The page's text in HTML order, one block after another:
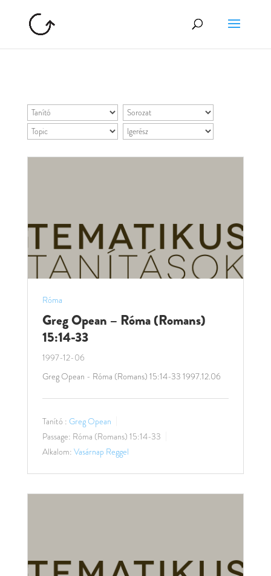
Róma
Greg Opean – Róma (Romans)
15:14-33
1997-12-06
Greg Opean - Róma (Romans) 15:14-33 1997.12.06
Tanító : Greg Opean
Passage: Róma (Romans) 15:14-33
Alkalom: Vasárnap Reggel